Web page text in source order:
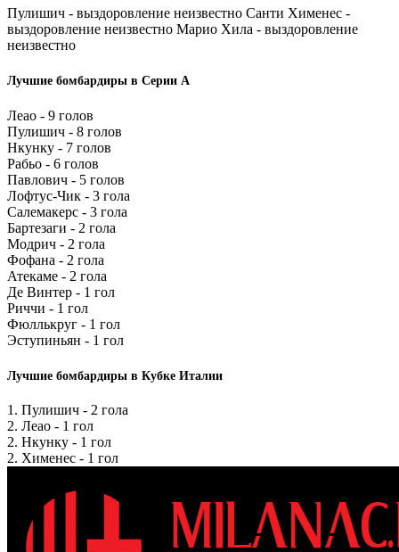
Пулишич - выздоровление неизвестно Санти Хименес -
выздоровление неизвестно Марио Хила - выздоровление
неизвестно
Лучшие бомбардиры в Серии А
Леао - 9 голов
Пулишич - 8 голов
Нкунку - 7 голов
Рабьо - 6 голов
Павлович - 5 голов
Лофтус-Чик - 3 гола
Салемакерс - 3 гола
Бартезаги - 2 гола
Модрич - 2 гола
Фофана - 2 гола
Атекаме - 2 гола
Де Винтер - 1 гол
Риччи - 1 гол
Фюллькруг - 1 гол
Эступиньян - 1 гол
Лучшие бомбардиры в Кубке Италии
1. Пулишич - 2 гола
2. Леао - 1 гол
2. Нкунку - 1 гол
2. Хименес - 1 гол